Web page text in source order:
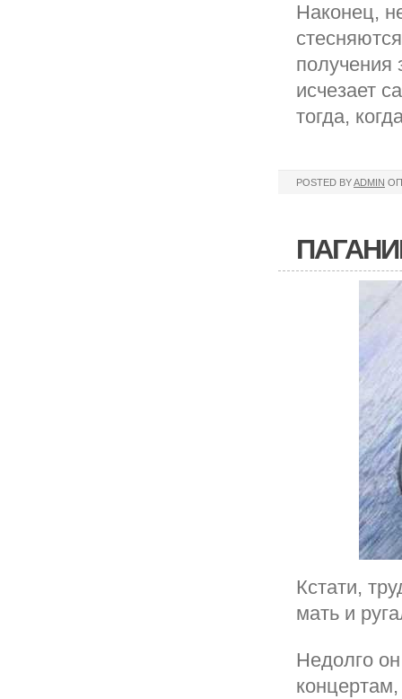
Наконец,
получения
исчезает
тогда,
POSTED BYADMIN
Кстати,
мать и
Недолго